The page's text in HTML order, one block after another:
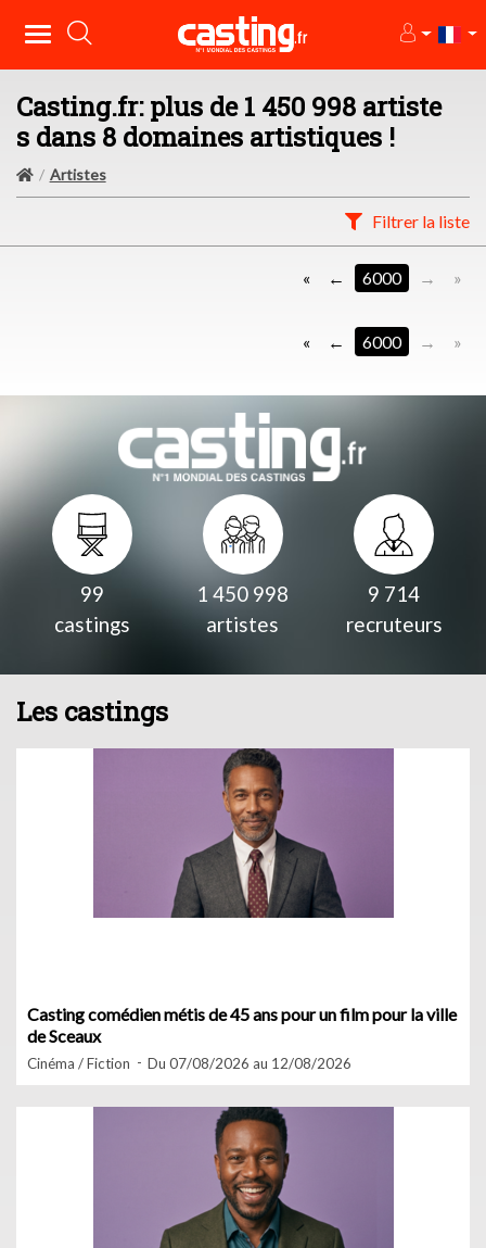
Casting.fr: plus de 1 450 998 artiste
s dans 8 domaines artistiques !
Artistes
Filtrer la liste
« 6000 »
« 6000 »
99
castings
1 450 998
artistes
9 714
recruteurs
Les castings
Casting comédien métis de 45 ans pour un film pour la ville
de Sceaux
Cinéma / Fiction Du 07/08/2026 au 12/08/2026